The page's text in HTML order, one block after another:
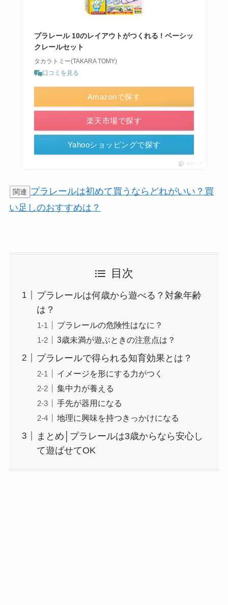
プラレール 10のレイアウトがつくれる ! ベーシッ
クレールセット
タカラトミー(TAKARA TOMY)
口コミを見る
Amazonで探す
楽天市場で探す
Yahooショッピングで探す
ポチップ
関連 プラレールは初めて買うならどれがいい？買
い足しのおすすめは？
目次
プラレールは何歳から遊べる？対象年齢
は？
プラレールの危険性はなに？
3歳未満が遊ぶときの注意点は？
プラレールで得られる知育効果とは？
イメージを形にする力がつく
集中力が養える
手先が器用になる
地理に興味を持つきっかけになる
まとめ│プラレールは3歳からなら安心し
て遊ばせてOK